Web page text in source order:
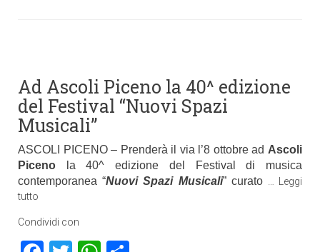
Ad Ascoli Piceno la 40^ edizione
del Festival “Nuovi Spazi
Musicali”
ASCOLI PICENO – Prenderà il via l’8 ottobre ad Ascoli
Piceno la 40^ edizione del Festival di musica
contemporanea “Nuovi Spazi Musicali” curato
Leggi
tutto
Condividi con